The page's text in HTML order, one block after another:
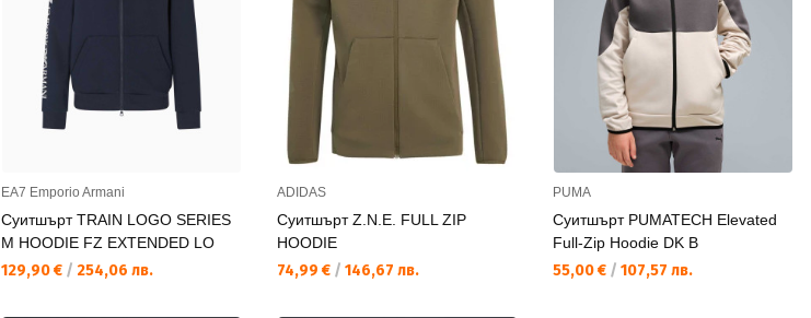
EA7 Emporio Armani
Суитшърт TRAIN LOGO SERIES
M HOODIE FZ EXTENDED LO
Текуща цена:
129,90 € / 254,06 лв.
ADIDAS
Суитшърт Z.N.E. FULL ZIP
HOODIE
Текуща цена:
74,99 € / 146,67 лв.
PUMA
Суитшърт PUMATECH Elevated
Full-Zip Hoodie DK B
Текуща цена:
55,00 € / 107,57 лв.